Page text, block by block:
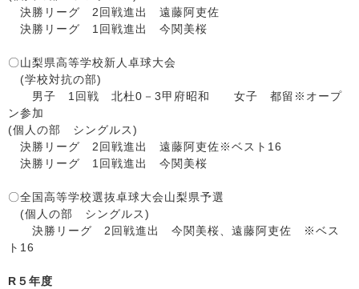
決勝リーグ 2回戦進出 遠藤阿吏佐
決勝リーグ 1回戦進出 今関美桜
〇山梨県高等学校新人卓球大会
(学校対抗の部)
男子 1回戦 北杜0－3甲府昭和 女子 都留※オープ
ン参加
(個人の部 シングルス)
決勝リーグ 2回戦進出 遠藤阿吏佐※ベスト16
決勝リーグ 1回戦進出 今関美桜
〇全国高等学校選抜卓球大会山梨県予選
(個人の部 シングルス)
決勝リーグ 2回戦進出 今関美桜、遠藤阿吏佐 ※ベス
ト16
R５年度